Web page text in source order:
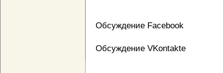
Обсуждение Facebook
Обсуждение VKontakte